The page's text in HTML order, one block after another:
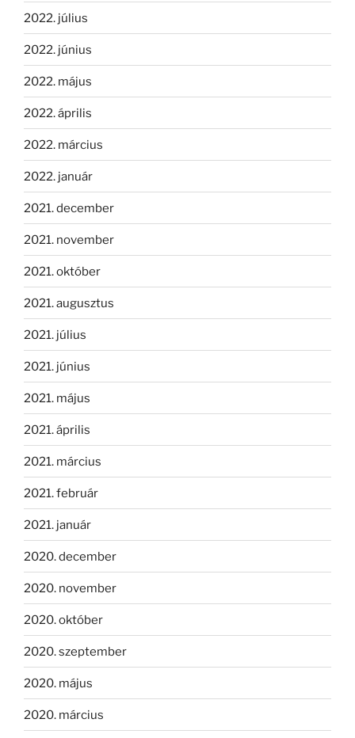
2022. július
2022. június
2022. május
2022. április
2022. március
2022. január
2021. december
2021. november
2021. október
2021. augusztus
2021. július
2021. június
2021. május
2021. április
2021. március
2021. február
2021. január
2020. december
2020. november
2020. október
2020. szeptember
2020. május
2020. március